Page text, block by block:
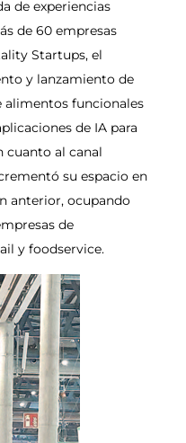
de experiencias
de 60 empresas
Startups, el
y lanzamiento de
alimentos funcionales
de IA para
cuanto al canal
su espacio en
anterior, ocupando
de
y foodservice.